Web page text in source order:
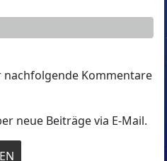
Kommentare
neue Beiträge via E-Mail.